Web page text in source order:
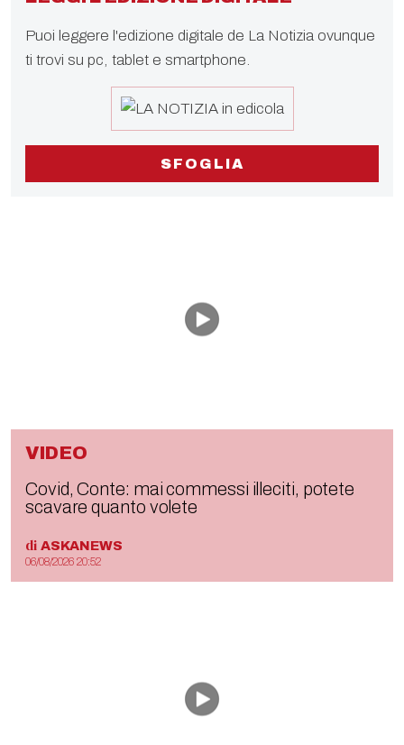
Puoi leggere l'edizione digitale de La Notizia ovunque
ti trovi su pc, tablet e smartphone.
SFOGLIA
VIDEO
Covid, Conte: mai commessi illeciti, potete
scavare quanto volete
di ASKANEWS
06/08/2026 20:52